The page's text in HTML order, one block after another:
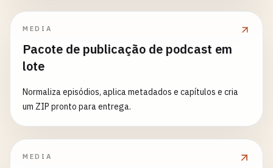
MEDIA
Pacote de publicação de podcast em
lote
Normaliza episódios, aplica metadados e capítulos e cria
um ZIP pronto para entrega.
MEDIA